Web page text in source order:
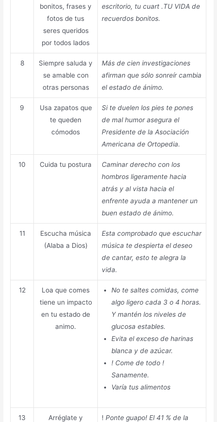
bonitos, frases y
fotos de tus
seres queridos
por todos lados
escritorio, tu cuart .TU VIDA de
recuerdos bonitos.
8
Siempre saluda y
se amable con
otras personas
Más de cien investigaciones
afirman que sólo sonreír cambia
el estado de ánimo.
9
Usa zapatos que
te queden
cómodos
Si te duelen los pies te pones
de mal humor asegura el
Presidente de la Asociación
Americana de Ortopedia.
10 Cuida tu postura
Caminar derecho con los
hombros ligeramente hacia
atrás y al vista hacia el
enfrente ayuda a mantener un
buen estado de ánimo.
11
Escucha música
(Alaba a Dios)
Esta comprobado que escuchar
música te despierta el deseo
de cantar, esto te alegra la
vida.
12
Loa que comes
tiene un impacto
en tu estado de
animo.
No te saltes comidas, come
algo ligero cada 3 o 4 horas.
Y mantén los niveles de
glucosa estables.
Evita el exceso de harinas
blanca y de azúcar.
! Come de todo !
Sanamente.
Varía tus alimentos
13 Arréglate y !Ponte guapo! El 41 % de la